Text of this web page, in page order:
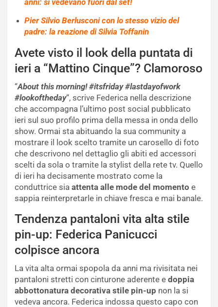
Pier Silvio Berlusconi con lo stesso vizio del
padre: la reazione di Silvia Toffanin
Avete visto il look della puntata di
ieri a “Mattino Cinque”? Clamoroso
“About this morning! #itsfriday #lastdayofwork
#lookoftheday“, scrive Federica nella descrizione
che accompagna l’ultimo post social pubblicato
ieri sul suo profilo prima della messa in onda dello
show. Ormai sta abituando la sua community a
mostrare il look scelto tramite un carosello di foto
che descrivono nel dettaglio gli abiti ed accessori
scelti da sola o tramite la stylist della rete tv. Quello
di ieri ha decisamente mostrato come la
conduttrice sia attenta alle mode del momento e
sappia reinterpretarle in chiave fresca e mai banale.
Tendenza pantaloni vita alta stile
pin-up: Federica Panicucci
colpisce ancora
La vita alta ormai spopola da anni ma rivisitata nei
pantaloni stretti con cinturone aderente e doppia
abbottonatura decorativa stile pin-up non la si
vedeva ancora. Federica indossa questo capo con